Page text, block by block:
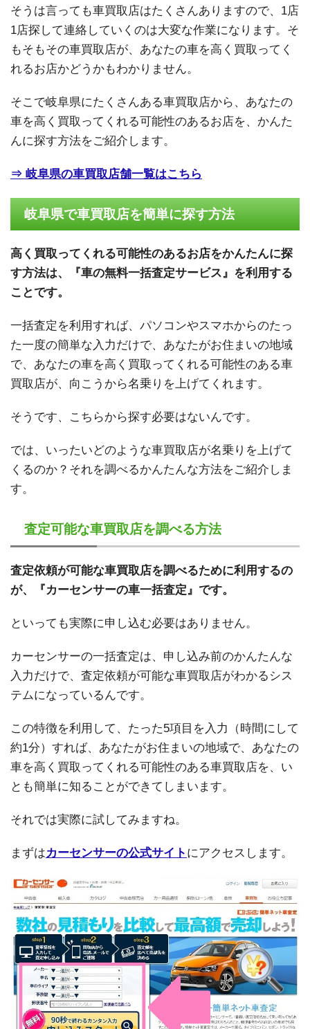
そうは言っても車買取店はたくさんありますので、1店
1店探して連絡していくのは大変な作業になります。そ
もそもその車買取店が、あなたの車を高く買取ってく
れるお店かどうかもわかりません。
そこで岐阜県にたくさんある車買取店から、あなたの
車を高く買取ってくれる可能性のあるお店を、かんた
んに探す方法をご紹介します。
⇒ 岐阜県の車買取店舗一覧はこちら
岐阜県で車買取店を簡単に探す方法
高く買取ってくれる可能性のあるお店をかんたんに探
す方法は、『車の無料一括査定サービス』を利用する
ことです。
一括査定を利用すれば、パソコンやスマホからのたっ
た一度の簡単な入力だけで、あなたがお住まいの地域
で、あなたの車を高く買取ってくれる可能性のある車
買取店が、向こうから名乗りを上げてくれます。
そうです、こちらから探す必要はないんです。
では、いったいどのような車買取店が名乗りを上げて
くるのか？それを調べるかんたんな方法をご紹介しま
す。
査定可能な車買取店を調べる方法
査定依頼が可能な車買取店を調べるために利用するの
が、『カーセンサーの車一括査定』です。
といっても実際に申し込む必要はありません。
カーセンサーの一括査定は、申し込み前のかんたんな
入力だけで、査定依頼が可能な車買取店がわかるシス
テムになっているんです。
この特徴を利用して、たった5項目を入力（時間にして
約1分）すれば、あなたがお住まいの地域で、あなたの
車を高く買取ってくれる可能性のある車買取店を、い
とも簡単に知ることができてしまいます。
それでは実際に試してみますね。
まずはカーセンサーの公式サイト にアクセスします。